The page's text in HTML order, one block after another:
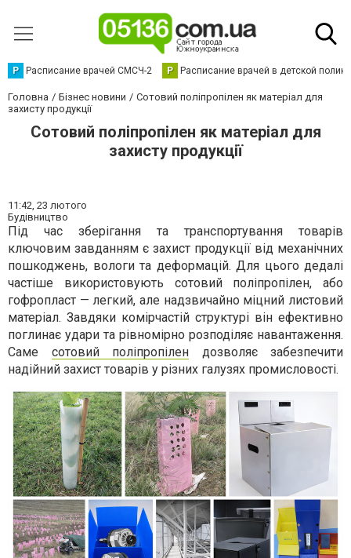
Р Расписание врачей СМСЧ-2 Р Расписание врачей в детской
Головна Бізнес новини
Сотовий поліпропілен як матеріал для
захисту продукції
Сотовий поліпропілен як матеріал для
захисту продукції
11:42, 23 лютого
Будівництво
Під час зберігання та транспортування товарів
ключовим завданням є захист продукції від механічних
пошкоджень, вологи та деформацій. Для цього дедалі
частіше використовують сотовий поліпропілен, або
гофропласт — легкий, але надзвичайно міцний листовий
матеріал. Завдяки комірчастій структурі він ефективно
поглинає удари та рівномірно розподіляє навантаження.
Саме сотовий поліпропілен дозволяє забезпечити
надійний захист товарів у різних галузях промисловості.